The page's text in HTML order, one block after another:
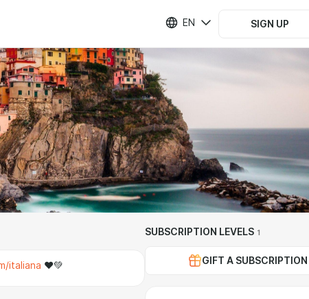
EN SIGN UP
italiana ❤️💚
SUBSCRIPTION LEVELS 1
GIFT A SUBSCRIPTION